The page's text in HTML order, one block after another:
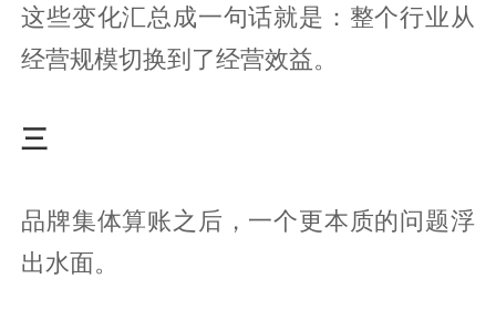
这些变化汇总成一句话就是：整个行业从
经营规模切换到了经营效益。
三
品牌集体算账之后，一个更本质的问题浮
出水面。